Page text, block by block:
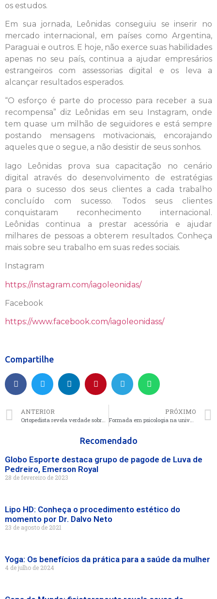
os estudos.
Em sua jornada, Leônidas conseguiu se inserir no
mercado internacional, em países como Argentina,
Paraguai e outros. E hoje, não exerce suas habilidades
apenas no seu país, continua a ajudar empresários
estrangeiros com assessorias digital e os leva a
alcançar resultados esperados.
“O esforço é parte do processo para receber a sua
recompensa” diz Leônidas em seu Instagram, onde
tem quase um milhão de seguidores e está sempre
postando mensagens motivacionais, encorajando
aqueles que o segue, a não desistir de seus sonhos.
Iago Leônidas prova sua capacitação no cenário
digital através do desenvolvimento de estratégias
para o sucesso dos seus clientes a cada trabalho
concluído com sucesso. Todos seus clientes
conquistaram reconhecimento internacional.
Leônidas continua a prestar acessória e ajudar
milhares de pessoas a obterem resultados. Conheça
mais sobre seu trabalho em suas redes sociais.
Instagram
https://instagram.com/iagoleonidas/
Facebook
https://www.facebook.com/iagoleonidass/
Compartilhe
ANTERIOR PRÓXIMO
Formada em psicologia na universidade de Haigazian Libano
Recomendado
Globo Esporte destaca grupo de pagode de Luva de
Pedreiro, Emerson Royal
28 de fevereiro de 2023
Lipo HD: Conheça o procedimento estético do
momento por Dr. Dalvo Neto
23 de agosto de 2021
Yoga: Os benefícios da prática para a saúde da mulher
4 de julho de 2024